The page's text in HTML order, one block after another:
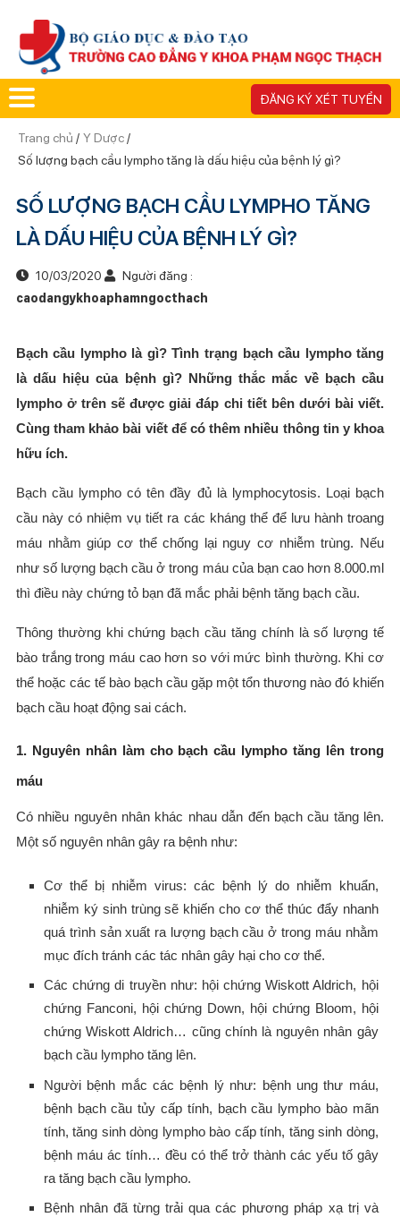
ĐĂNG KÝ XÉT TUYỂN
Trang chủ / Y Dược/
Số lượng bạch cầu lympho tăng là dấu hiệu của bệnh lý gì?
SỐ LƯỢNG BẠCH CẦU LYMPHO TĂNG
LÀ DẤU HIỆU CỦA BỆNH LÝ GÌ?
10/03/2020
Người đăng :
caodangykhoaphamngocthach
Bạch cầu lympho là gì? Tình trạng bạch cầu lympho tăng
là dấu hiệu của bệnh gì? Những thắc mắc về bạch cầu
lympho ở trên sẽ được giải đáp chi tiết bên dưới bài viết.
Cùng tham khảo bài viết để có thêm nhiều thông tin y khoa
hữu ích.
Bạch cầu lympho có tên đầy đủ là lymphocytosis. Loại bạch
cầu này có nhiệm vụ tiết ra các kháng thể để lưu hành troang
máu nhằm giúp cơ thể chống lại nguy cơ nhiễm trùng. Nếu
như số lượng bạch cầu ở trong máu của bạn cao hơn 8.000.ml
thì điều này chứng tỏ bạn đã mắc phải bệnh tăng bạch cầu.
Thông thường khi chứng bạch cầu tăng chính là số lượng tế
bào trắng trong máu cao hơn so với mức bình thường. Khi cơ
thể hoặc các tế bào bạch cầu gặp một tổn thương nào đó khiến
bạch cầu hoạt động sai cách.
1. Nguyên nhân làm cho bạch cầu lympho tăng lên trong
máu
Có nhiều nguyên nhân khác nhau dẫn đến bạch cầu tăng lên.
Một số nguyên nhân gây ra bệnh như:
Cơ thể bị nhiễm virus: các bệnh lý do nhiễm khuẩn,
nhiễm ký sinh trùng sẽ khiến cho cơ thể thúc đẩy nhanh
quá trình sản xuất ra lượng bạch cầu ở trong máu nhằm
mục đích tránh các tác nhân gây hại cho cơ thể.
Các chứng di truyền như: hội chứng Wiskott Aldrich, hội
chứng Fanconi, hội chứng Down, hội chứng Bloom, hội
chứng Wiskott Aldrich… cũng chính là nguyên nhân gây
bạch cầu lympho tăng lên.
Người bệnh mắc các bệnh lý như: bệnh ung thư máu,
bệnh bạch cầu tủy cấp tính, bạch cầu lympho bào mãn
tính, tăng sinh dòng lympho bào cấp tính, tăng sinh dòng,
bệnh máu ác tính… đều có thể trở thành các yếu tố gây
ra tăng bạch cầu lympho.
Bệnh nhân đã từng trải qua các phương pháp xạ trị và